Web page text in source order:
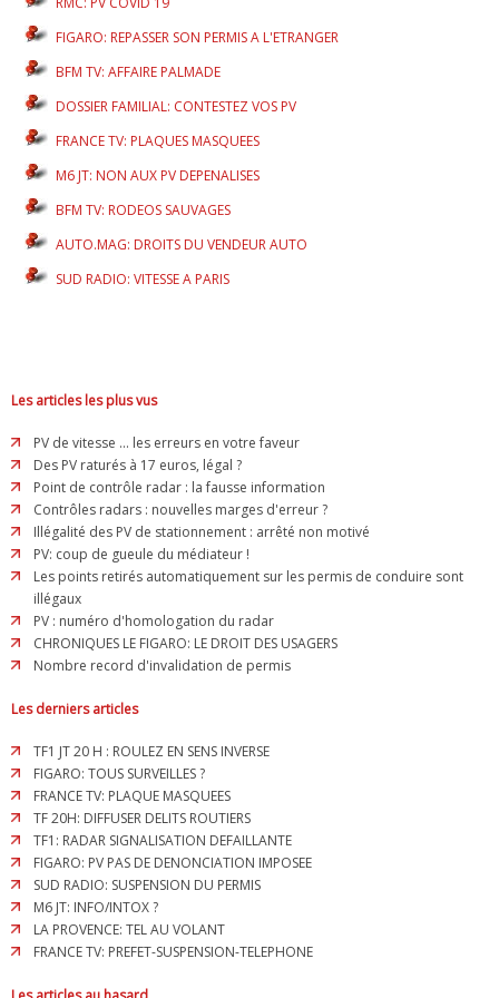
FIGARO: REPASSER SON PERMIS A L'ETRANGER
BFM TV: AFFAIRE PALMADE
DOSSIER FAMILIAL: CONTESTEZ VOS PV
FRANCE TV: PLAQUES MASQUEES
M6 JT: NON AUX PV DEPENALISES
BFM TV: RODEOS SAUVAGES
AUTO.MAG: DROITS DU VENDEUR AUTO
SUD RADIO: VITESSE A PARIS
Les articles les plus vus
PV de vitesse ... les erreurs en votre faveur
Des PV raturés à 17 euros, légal ?
Point de contrôle radar : la fausse information
Contrôles radars : nouvelles marges d'erreur ?
Illégalité des PV de stationnement : arrêté non motivé
PV: coup de gueule du médiateur !
Les points retirés automatiquement sur les permis de conduire sont
illégaux
PV : numéro d'homologation du radar
CHRONIQUES LE FIGARO: LE DROIT DES USAGERS
Nombre record d'invalidation de permis
Les derniers articles
TF1 JT 20 H : ROULEZ EN SENS INVERSE
FIGARO: TOUS SURVEILLES ?
FRANCE TV: PLAQUE MASQUEES
TF 20H: DIFFUSER DELITS ROUTIERS
TF1: RADAR SIGNALISATION DEFAILLANTE
FIGARO: PV PAS DE DENONCIATION IMPOSEE
SUD RADIO: SUSPENSION DU PERMIS
M6 JT: INFO/INTOX ?
LA PROVENCE: TEL AU VOLANT
FRANCE TV: PREFET-SUSPENSION-TELEPHONE